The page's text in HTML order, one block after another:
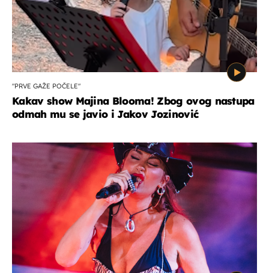
"PRVE GAŽE POČELE"
Kakav show Majina Blooma! Zbog ovog nastupa
odmah mu se javio i Jakov Jozinović